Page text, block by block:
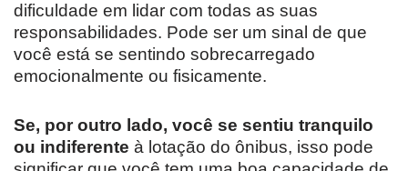
dificuldade em lidar com todas as suas
responsabilidades. Pode ser um sinal de que
você está se sentindo sobrecarregado
emocionalmente ou fisicamente.
Se, por outro lado, você se sentiu tranquilo
ou indiferente à lotação do ônibus, isso pode